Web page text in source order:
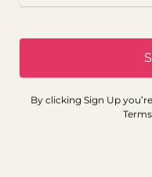
By clicking Sign Up